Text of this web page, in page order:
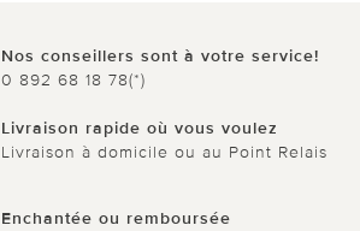
Nos conseillers sont à votre service!
0 892 68 18 78(*)
Livraison rapide où vous voulez
Livraison à domicile ou au Point Relais
Enchantée ou remboursée